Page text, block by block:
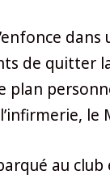
de quitter
plan
le
au